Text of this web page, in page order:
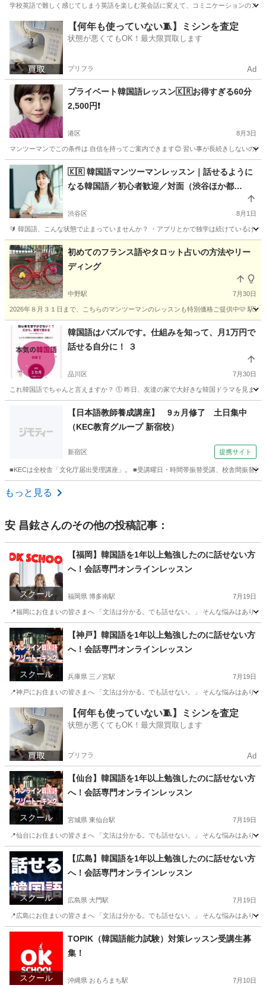
学校英語で難しく感じてしまう英語を楽しむ英会話に変えて、コミニケーションのス
東京 町田市 その他
【何年も使っていない🧵】ミシンを査定
状態が悪くてもOK！最大限買取します
プリフラ Ad
プライベート韓国語レッスン🇰🇷お得すぎる60分
2,500円❗️
港区 8月3日
マンツーマンでこの条件は 自信を持ってご案内できます😊 習い事が長続きしないの
東京 港区 韓国語 レッスン
🇰🇷 韓国語マンツーマンレッスン｜話せるように
なる韓国語／初心者歓迎／対面（渋谷ほか都
渋谷区 8月1日
🔰 韓国語、こんな状態で止まっていませんか？ ・アプリとかで独学は続けているけ
東京 渋谷区 韓国語 オンライン
初めてのフランス語やタロット占いの方法やリー
ディング
中野駅 7月30日
2026年８月３１日まで、こちらのマンツーマンのレッスンも特別価格ご提供中🩷 駅
東京 中野区 中野駅 フランス語 タロット占い
韓国語はパズルです。仕組みを知って、月1万円で
話せる自分に！ ３
品川区 7月30日
これ韓国語でちゃんと言えますか？ ① 昨日、友達の家で大好きな韓国ドラマを見ま
韓国語 ハングル
【日本語教師養成講座】 9ヵ月修了 土日集中
（KEC教育グループ 新宿校）
新宿区 提携サイト
■KECは全校舎「文化庁届出受理講座」。 ■受講曜日・時間帯振替受講、校舎間振替
東京 新宿区
もっと見る
安 昌鉉さんのその他の投稿記事：
スクール
【福岡】韓国語を1年以上勉強したのに話せない方
へ！会話専門オンラインレッスン
福岡県 博多南駅 7月19日
📍福岡にお住まいの皆さまへ 「文法は分かる。でも話せない。」 そんな悩みはあり
福岡 福岡市 博多南駅 韓国語 オンライン
スクール
【神戸】韓国語を1年以上勉強したのに話せない方
へ！会話専門オンラインレッスン
兵庫県 三ノ宮駅 7月19日
📍神戸にお住まいの皆さまへ 「文法は分かる。でも話せない。」 そんな悩みはあり
兵庫 神戸市 三ノ宮駅 韓国語 オンライン
【何年も使っていない🧵】ミシンを査定
状態が悪くてもOK！最大限買取します
プリフラ Ad
スクール
【仙台】韓国語を1年以上勉強したのに話せない方
へ！会話専門オンラインレッスン
宮城県 東仙台駅 7月19日
📍仙台にお住まいの皆さまへ 「文法は分かる。でも話せない。」 そんな悩みはあり
宮城 仙台市 東仙台駅 韓国語 オンライン
スクール
【広島】韓国語を1年以上勉強したのに話せない方
へ！会話専門オンラインレッスン
広島県 大門駅 7月19日
📍広島にお住まいの皆さまへ 「文法は分かる。でも話せない。」 そんな悩みはあり
広島 広島市 韓国語 オンライン
スクール
TOPIK（韓国語能力試験）対策レッスン受講生募
集！
沖縄県 おもろまち駅 7月10日